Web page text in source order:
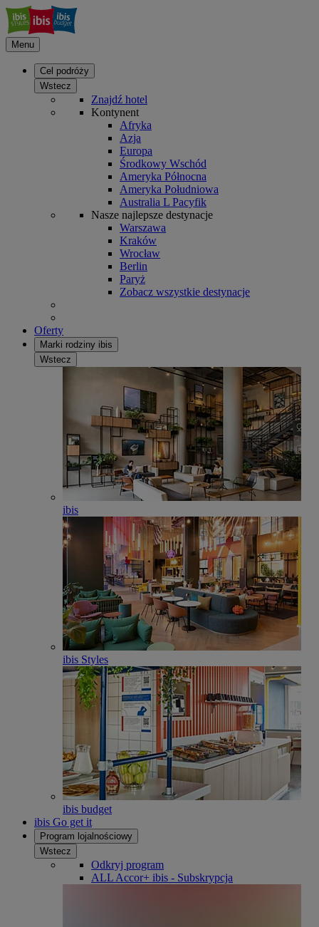
Menu
Cel podróży
Wstecz
Znajdź hotel
Kontynent
Afryka
Azja
Europa
Środkowy Wschód
Ameryka Północna
Ameryka Południowa
Australia L Pacyfik
Nasze najlepsze destynacje
Warszawa
Kraków
Wrocław
Berlin
Paryż
Zobacz wszystkie destynacje
Oferty
Marki rodziny ibis
Wstecz
ibis
ibis Styles
ibis budget
ibis Go get it
Program lojalnościowy
Wstecz
Odkryj program
ALL Accor+ ibis - Subskrypcja